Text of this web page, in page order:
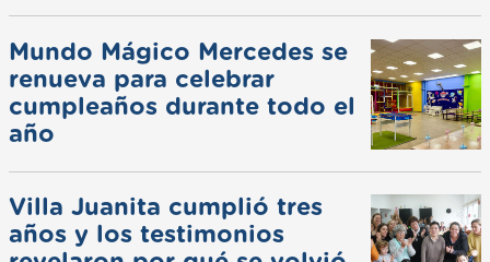
Mundo Mágico Mercedes se
renueva para celebrar
cumpleaños durante todo el
año
Villa Juanita cumplió tres
años y los testimonios